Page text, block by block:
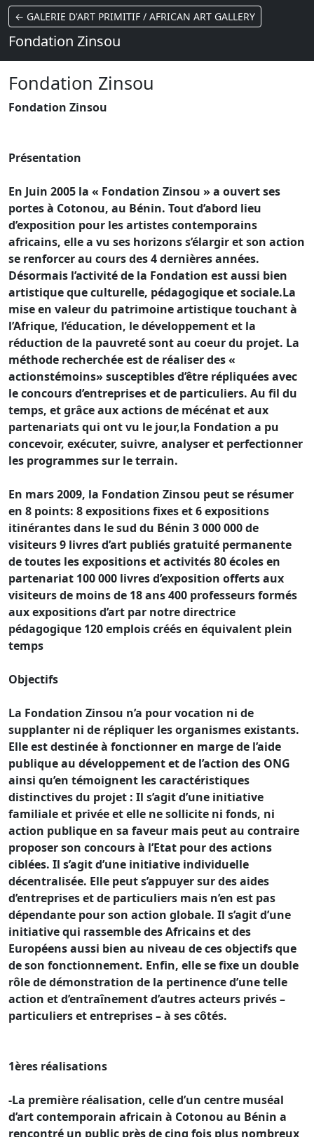
← GALERIE D'ART PRIMITIF / AFRICAN ART GALLERY
Fondation Zinsou
Fondation Zinsou
Fondation Zinsou
Présentation
En Juin 2005 la « Fondation Zinsou » a ouvert ses
portes à Cotonou, au Bénin. Tout d’abord lieu
d’exposition pour les artistes contemporains
africains, elle a vu ses horizons s’élargir et son action
se renforcer au cours des 4 dernières années.
Désormais l’activité de la Fondation est aussi bien
artistique que culturelle, pédagogique et sociale.La
mise en valeur du patrimoine artistique touchant à
l’Afrique, l’éducation, le développement et la
réduction de la pauvreté sont au coeur du projet. La
méthode recherchée est de réaliser des «
actionstémoins» susceptibles d’être répliquées avec
le concours d’entreprises et de particuliers. Au fil du
temps, et grâce aux actions de mécénat et aux
partenariats qui ont vu le jour,la Fondation a pu
concevoir, exécuter, suivre, analyser et perfectionner
les programmes sur le terrain.
En mars 2009, la Fondation Zinsou peut se résumer
en 8 points: 8 expositions fixes et 6 expositions
itinérantes dans le sud du Bénin 3 000 000 de
visiteurs 9 livres d’art publiés gratuité permanente
de toutes les expositions et activités 80 écoles en
partenariat 100 000 livres d’exposition offerts aux
visiteurs de moins de 18 ans 400 professeurs formés
aux expositions d’art par notre directrice
pédagogique 120 emplois créés en équivalent plein
temps
Objectifs
La Fondation Zinsou n’a pour vocation ni de
supplanter ni de répliquer les organismes existants.
Elle est destinée à fonctionner en marge de l’aide
publique au développement et de l’action des ONG
ainsi qu’en témoignent les caractéristiques
distinctives du projet : Il s’agit d’une initiative
familiale et privée et elle ne sollicite ni fonds, ni
action publique en sa faveur mais peut au contraire
proposer son concours à l’Etat pour des actions
ciblées. Il s’agit d’une initiative individuelle
décentralisée. Elle peut s’appuyer sur des aides
d’entreprises et de particuliers mais n’en est pas
dépendante pour son action globale. Il s’agit d’une
initiative qui rassemble des Africains et des
Européens aussi bien au niveau de ces objectifs que
de son fonctionnement. Enfin, elle se fixe un double
rôle de démonstration de la pertinence d’une telle
action et d’entraînement d’autres acteurs privés –
particuliers et entreprises – à ses côtés.
1ères réalisations
-La première réalisation, celle d’un centre muséal
d’art contemporain africain à Cotonou au Bénin a
rencontré un public près de cinq fois plus nombreux